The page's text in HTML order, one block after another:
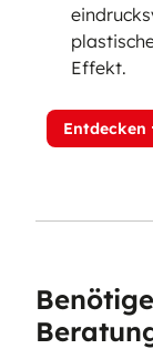
Effekt.
Entdecken